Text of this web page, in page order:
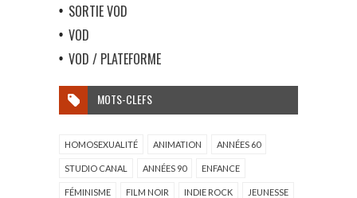
SORTIE VOD
VOD
VOD / PLATEFORME
MOTS-CLEFS
HOMOSEXUALITÉ ANIMATION ANNÉES 60
STUDIO CANAL ANNÉES 90 ENFANCE
FÉMINISME FILM NOIR INDIE ROCK JEUNESSE